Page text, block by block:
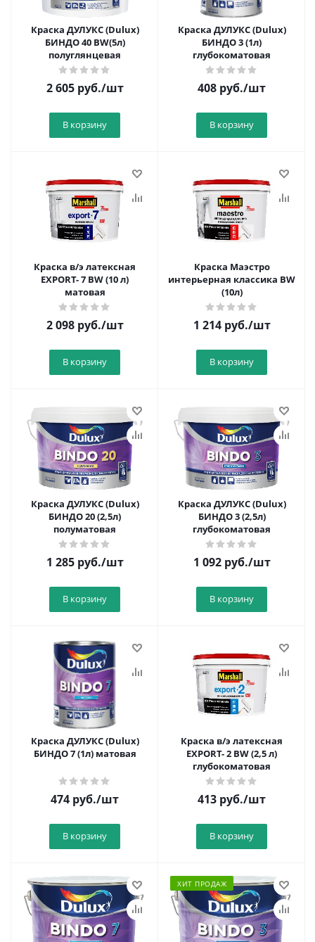
Краска ДУЛУКС (Dulux)
БИНДО 40 BW(5л)
полуглянцевая
2 605руб./шт
В корзину
Краска ДУЛУКС (Dulux)
БИНДО 3 (1л)
глубокоматовая
408 руб./шт
В корзину
Краска в/э латексная
EXPORT- 7 BW (10 л)
матовая
2 098руб./шт
В корзину
Краска Маэстро
интерьерная классика BW
(10л)
1 214руб./шт
В корзину
Краска ДУЛУКС (Dulux)
БИНДО 20 (2,5л)
полуматовая
1 285руб./шт
В корзину
Краска ДУЛУКС (Dulux)
БИНДО 3 (2,5л)
глубокоматовая
1 092руб./шт
В корзину
Краска ДУЛУКС (Dulux)
БИНДО 7 (1л) матовая
474 руб./шт
В корзину
Краска в/э латексная
EXPORT- 2 BW (2,5 л)
глубокоматовая
413 руб./шт
В корзину
ХИТ ПРОДАЖ